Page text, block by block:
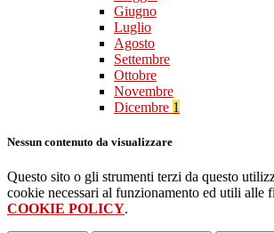
Giugno
Luglio
Agosto
Settembre
Ottobre
Novembre
Dicembre 1
Nessun contenuto da visualizzare
Questo sito o gli strumenti terzi da questo
cookie necessari al funzionamento ed utili alle
COOKIE POLICY.